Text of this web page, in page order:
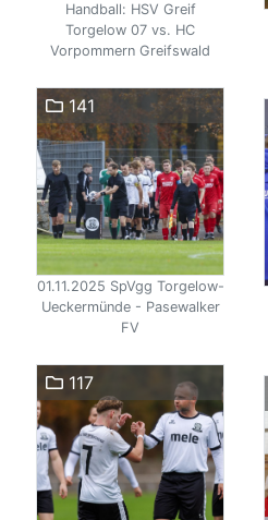
Handball: HSV Greif
Torgelow 07 vs. HC
Vorpommern Greifswald
141
01.11.2025 SpVgg Torgelow-
Ueckermünde - Pasewalker
FV
117